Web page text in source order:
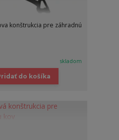
konštrukcia pre záhradnú
skladom
do košíka